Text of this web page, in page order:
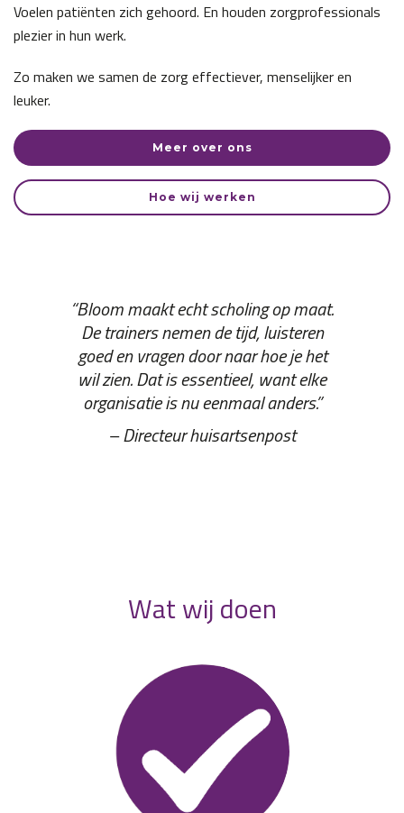
Voelen patiënten zich gehoord. En houden zorgprofessionals
plezier in hun werk.
Zo maken we samen de zorg effectiever, menselijker en
leuker.
Meer over ons
Hoe wij werken
“Bloom maakt echt scholing op maat.
De trainers nemen de tijd, luisteren
goed en vragen door naar hoe je het
wil zien. Dat is essentieel, want elke
organisatie is nu eenmaal anders.”
– Directeur huisartsenpost
Wat wij doen